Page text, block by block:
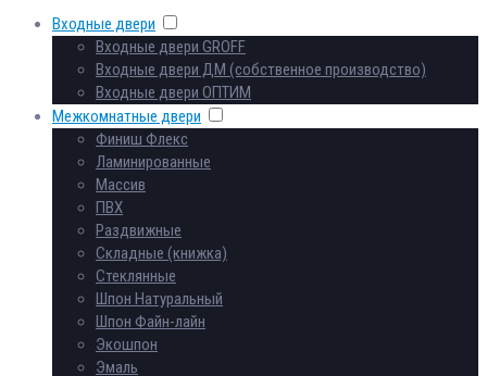
Входные двери
Входные двери GROFF
Входные двери ДМ (собственное производство)
Входные двери ОПТИМ
Межкомнатные двери
Финиш Флекс
Ламинированные
Массив
ПВХ
Раздвижные
Складные (книжка)
Стеклянные
Шпон Натуральный
Шпон Файн-лайн
Экошпон
Эмаль